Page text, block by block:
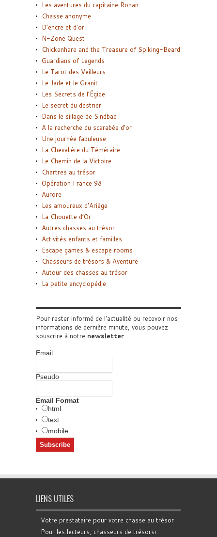
Les aventures du capitaine Ronan
Chasse anonyme
D’encre et d’or
N-Zone Quest
Chickenhare and the Treasure of Spiking-Beard
Guardians of Legends
Le Tarot des Veilleurs
Le Jade et le Granit
Les Secrets de l’Égide
Le secret du destrier
Dans le sillage de Sindbad
A la recherche du scarabée d’or
Une journée fabuleuse
La Chevalière du Téméraire
Le Chemin de la Victoire
Chartres au trésor
Opération France 98
Aurore
Les amoureux d’Ariège
La Chouette d’Or
Autres chasses au trésor
Activités enfants et familles
Escape games & escape rooms
Chasseurs de trésors & Aventure
Autour des chasses au trésor
La petite encyclopédie
Pour rester informé de l'actualité ou recevoir nos
informations de dernière minute, vous pouvez
souscrire à notre newsletter.
Email
Pseudo
Email Format
html
text
mobile
LIENS UTILES
Votre prestataire pour votre chasse au trésor
Pour les lecteurs, chasseurs de trésorsr